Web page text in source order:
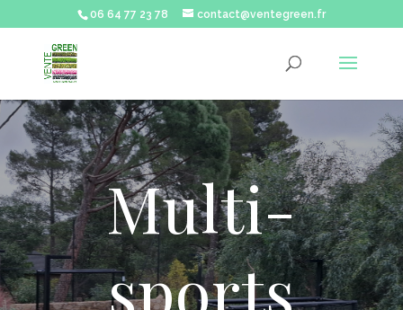
06 64 77 23 78 contact@ventegreen.fr
Multi-
sports